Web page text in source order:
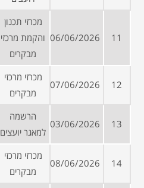
11
06/06/2026
מכרזי תכנון
והקמת מרכזי
מבקרים
12
07/06/2026
מכרזי מרכזי
מבקרים
13
03/06/2026
הרשמה
למאגר יועצים
14
08/06/2026
מכרזי מרכזי
מבקרים